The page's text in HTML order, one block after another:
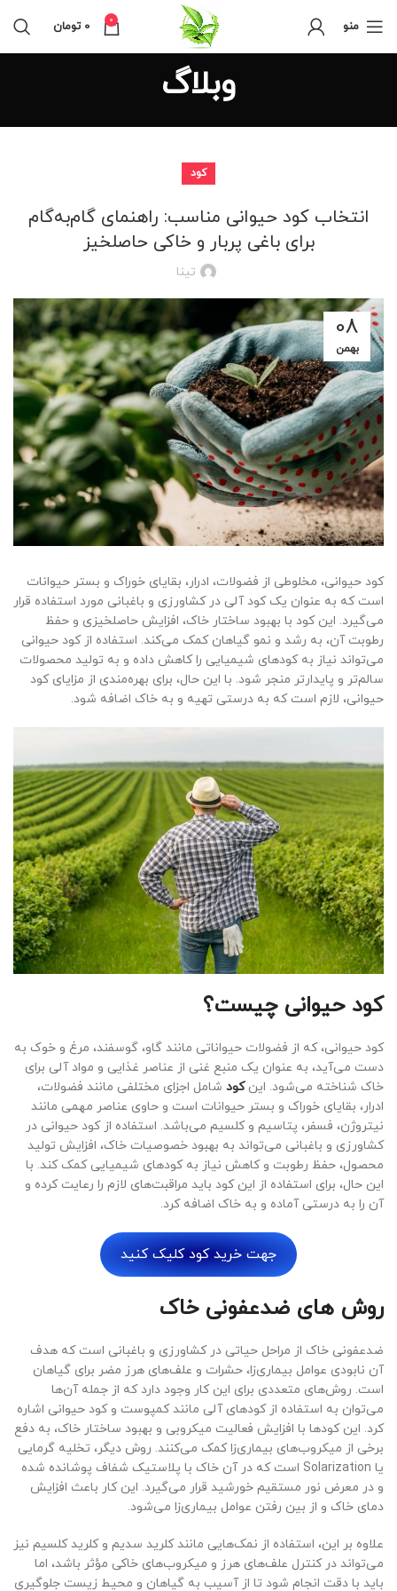
منو 0
0 تومان
وبلاگ
کود
انتخاب کود حیوانی مناسب: راهنمای گام‌به‌گام
برای باغی پربار و خاکی حاصلخیز
تینا
08
بهمن
کود حیوانی، مخلوطی از فضولات، ادرار، بقایای خوراک و بستر حیوانات
است که به عنوان یک کود آلی در کشاورزی و باغبانی مورد استفاده قرار
می‌گیرد. این کود با بهبود ساختار خاک، افزایش حاصلخیزی و حفظ
رطوبت آن، به رشد و نمو گیاهان کمک می‌کند. استفاده از کود حیوانی
می‌تواند نیاز به کودهای شیمیایی را کاهش داده و به تولید محصولات
سالم‌تر و پایدارتر منجر شود. با این حال، برای بهره‌مندی از مزایای کود
حیوانی، لازم است که به درستی تهیه و به خاک اضافه شود.
کود حیوانی چیست؟
کود حیوانی، که از فضولات حیواناتی مانند گاو، گوسفند، مرغ و خوک به
دست می‌آید، به عنوان یک منبع غنی از عناصر غذایی و مواد آلی برای
خاک شناخته می‌شود. اینکود شامل اجزای مختلفی مانند فضولات،
ادرار، بقایای خوراک و بستر حیوانات است و حاوی عناصر مهمی مانند
نیتروژن، فسفر، پتاسیم و کلسیم می‌باشد. استفاده از کود حیوانی در
کشاورزی و باغبانی می‌تواند به بهبود خصوصیات خاک، افزایش تولید
محصول، حفظ رطوبت و کاهش نیاز به کودهای شیمیایی کمک کند. با
این حال، برای استفاده از این کود باید مراقبت‌های لازم را رعایت کرده و
آن را به درستی آماده و به خاک اضافه کرد.
جهت خرید کود کلیک کنید
روش های ضدعفونی خاک
ضدعفونی خاک از مراحل حیاتی در کشاورزی و باغبانی است که هدف
آن نابودی عوامل بیماری‌زا، حشرات و علف‌های هرز مضر برای گیاهان
است. روش‌های متعددی برای این کار وجود دارد که از جمله آن‌ها
می‌توان به استفاده از کودهای آلی مانند کمپوست و کود حیوانی اشاره
کرد. این کودها با افزایش فعالیت میکروبی و بهبود ساختار خاک، به دفع
برخی از میکروب‌های بیماری‌زا کمک می‌کنند. روش دیگر، تخلیه گرمایی
یا Solarization است که در آن خاک با پلاستیک شفاف پوشانده شده
و در معرض نور مستقیم خورشید قرار می‌گیرد. این کار باعث افزایش
دمای خاک و از بین رفتن عوامل بیماری‌زا می‌شود.
علاوه بر این، استفاده از نمک‌هایی مانند کلرید سدیم و کلرید کلسیم نیز
می‌تواند در کنترل علف‌های هرز و میکروب‌های خاکی مؤثر باشد، اما
باید با دقت انجام شود تا از آسیب به گیاهان و محیط زیست جلوگیری